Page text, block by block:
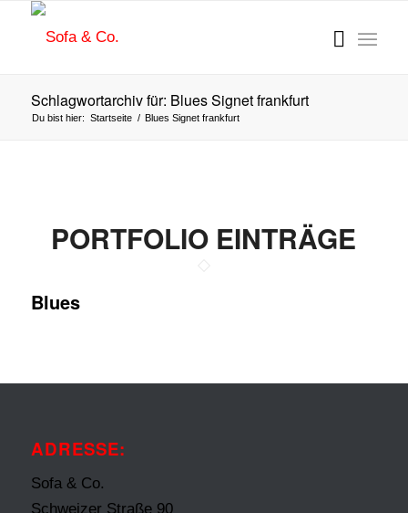
Schlagwortarchiv für: Blues Signet frankfurt
Du bist hier: Startseite / Blues Signet frankfurt
PORTFOLIO EINTRÄGE
Blues
ADRESSE:
Sofa & Co.
Schweizer Straße 90